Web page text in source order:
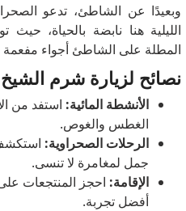
وبعيدًا عن الشاطئ، تدعو
الليلية هنا نابضة بالحياة، حيث
المطلة على الشاطئ أجواء مفعمة
نصائح لزيارة شرم الشيخ
الأنشطة المائية: استفد من
الغطس والغوص.
الرحلات الصحراوية:
جمل لمغامرة لا تنسى.
الإقامة: احجز المنتجعات
أفضل تجربة.